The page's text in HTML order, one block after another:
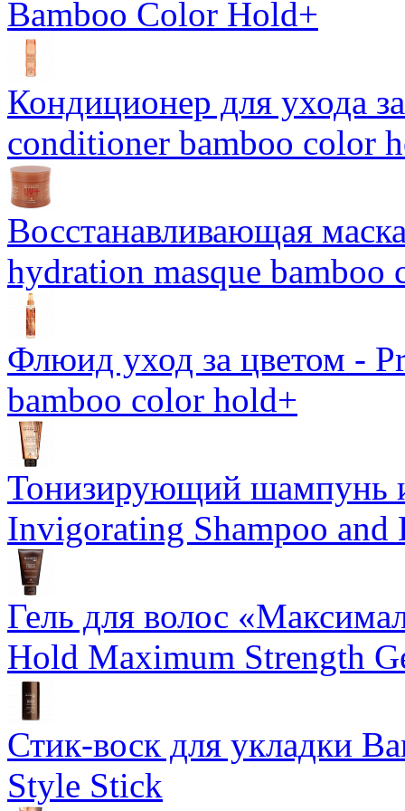
Bamboo Color Hold+
Кондиционер для ухода
conditioner bamboo color
Восстанавливающая
hydration masque bamboo
Флюид уход за цветом -
bamboo color hold+
Тонизирующий шампунь
Invigorating Shampoo and
Гель для волос
Hold Maximum Strength
Стик-воск для укладки
Style Stick